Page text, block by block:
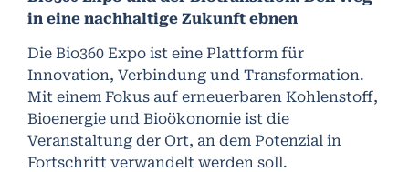
in eine nachhaltige Zukunft ebnen
Die Bio360 Expo ist eine Plattform für
Innovation, Verbindung und Transformation.
Mit einem Fokus auf erneuerbaren Kohlenstoff,
Bioenergie und Bioökonomie ist die
Veranstaltung der Ort, an dem Potenzial in
Fortschritt verwandelt werden soll.